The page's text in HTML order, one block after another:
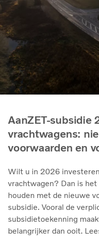
AanZET-subsidie
vrachtwagens:
voorwaarden en
Wilt u in 2026
vrachtwagen? Dan is
houden met de nieuwe
subsidie. Vooral de
subsidietoekenning
belangrijker dan ooit.